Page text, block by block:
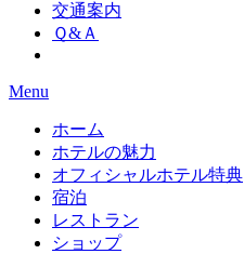
交通案内
Ｑ&Ａ
Menu
ホーム
ホテルの魅力
オフィシャルホテル特典
宿泊
レストラン
ショップ